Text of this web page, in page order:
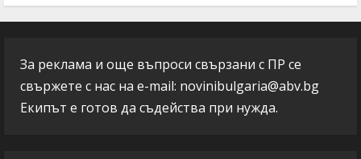
За реклама и още въпроси свързани с ПР се
свържете с нас на e-mail: novinibulgaria@abv.bg
Екипът е готов да съдейства при нужда.